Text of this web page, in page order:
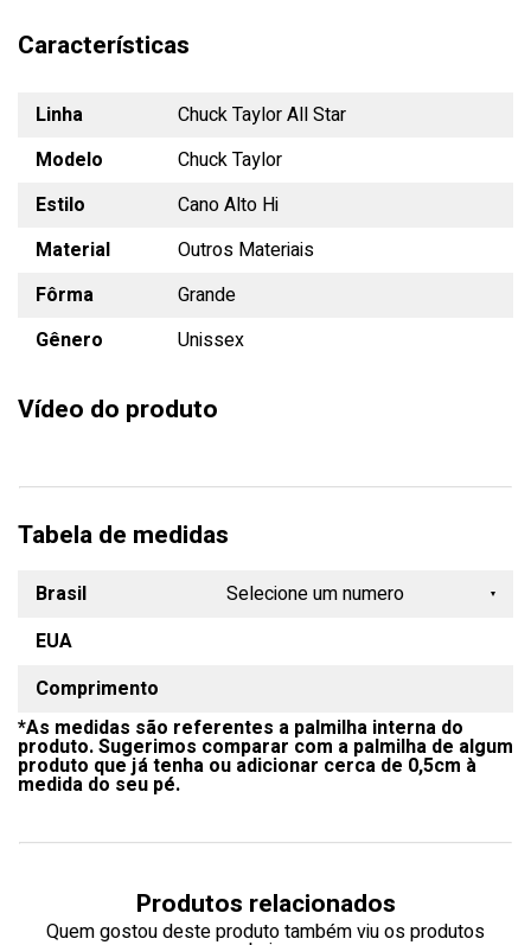
Características
Linha
Chuck Taylor All Star
Modelo
Chuck Taylor
Estilo
Cano Alto Hi
Material
Outros Materiais
Fôrma
Grande
Gênero
Unissex
Vídeo do produto
Tabela de medidas
Brasil
EUA
Comprimento
*As medidas são referentes a palmilha interna do
produto. Sugerimos comparar com a palmilha de algum
produto que já tenha ou adicionar cerca de 0,5cm à
medida do seu pé.
Selecione um numero
35
39
Produtos relacionados
Quem gostou deste produto também viu os produtos